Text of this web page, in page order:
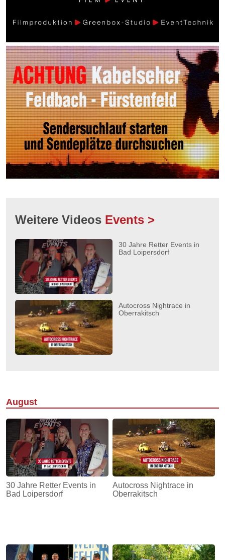
Weitere Videos Events >
30 Jahre Retter Events in
Bad Loipersdorf
Autocross Nightrace in
Oberrakitsch
August
30 Jahre Retter Events in
Bad Loipersdorf
Autocross Nightrace in
Oberrakitsch